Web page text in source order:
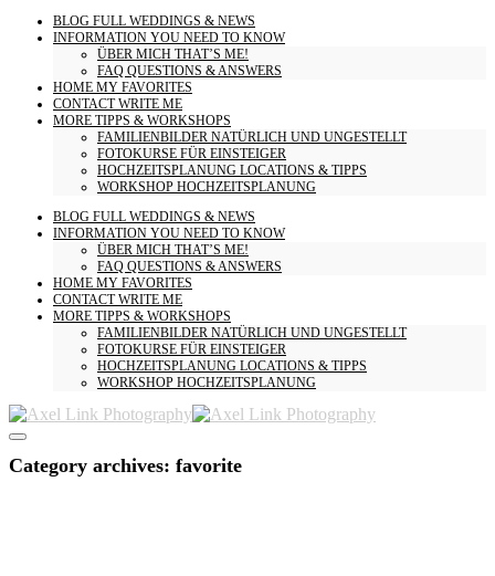
BLOG FULL WEDDINGS & NEWS
INFORMATION YOU NEED TO KNOW
ÜBER MICH THAT’S ME!
FAQ QUESTIONS & ANSWERS
HOME MY FAVORITES
CONTACTWRITE ME
MORE TIPPS & WORKSHOPS
FAMILIENBILDER NATÜRLICH UND UNGESTELLT
FOTOKURSE FÜR EINSTEIGER
HOCHZEITSPLANUNG LOCATIONS & TIPPS
WORKSHOP HOCHZEITSPLANUNG
BLOG FULL WEDDINGS & NEWS
INFORMATION YOU NEED TO KNOW
ÜBER MICH THAT’S ME!
FAQ QUESTIONS & ANSWERS
HOME MY FAVORITES
CONTACTWRITE ME
MORE TIPPS & WORKSHOPS
FAMILIENBILDER NATÜRLICH UND UNGESTELLT
FOTOKURSE FÜR EINSTEIGER
HOCHZEITSPLANUNG LOCATIONS & TIPPS
WORKSHOP HOCHZEITSPLANUNG
Category archives: favorite